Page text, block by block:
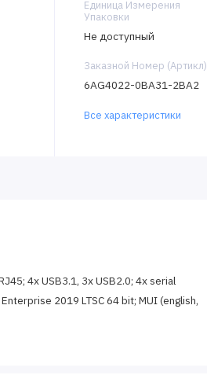
Единица Измерения
Упаковки
Не доступный
Заказной Номер (Артикл)
6AG4022-0BA31-2BA2
Все характеристики
4x USB3.1, 3x USB2.0; 4x serial
2019 LTSC 64 bit; MUI (english,